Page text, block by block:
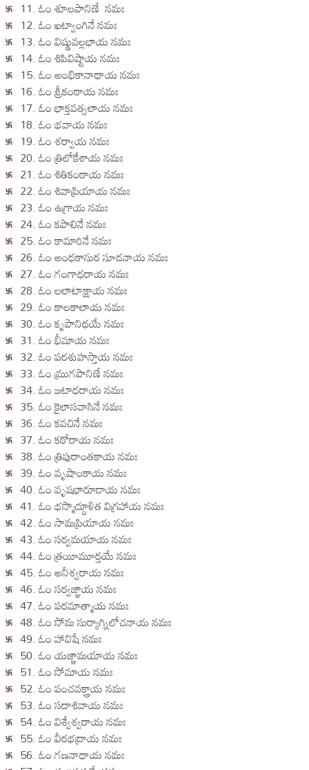
11. ఓం శూలపానిణే నమః
12. ఓం ఖట్వాంగినే నమః
13. ఓం విష్ణువల్లభాయ నమః
14. ఓం శిపివిష్టాయ నమః
15. ఓం అంభికానాథాయ నమః
16. ఓం శ్రీకంఠాయ నమః
17. ఓం భాక్తవత్సలాయ నమః
18. ఓం భవాయ నమః
19. ఓం శర్వాయ నమః
20. ఓం త్రిలోకేశాయ నమః
21. ఓం శితికంఠాయ నమః
22. ఓం శివాప్రియాయ నమః
23. ఓం ఉగ్రాయ నమః
24. ఓం కపాలినే నమః
25. ఓం కామారినే నమః
26. ఓం అంధకాసుర సూదనాయ నమః
27. ఓం గంగాధరాయ నమః
28. ఓం లలాటాక్షాయ నమః
29. ఓం కాలకాలాయ నమః
30. ఓం కృపానిధయే నమః
31. ఓం భీమాయ నమః
32. ఓం పరశుహస్తాయ నమః
33. ఓం మ్రుగపానిణే నమః
34. ఓం జటాధరాయ నమః
35. ఓం కైలాసవాసినే నమః
36. ఓం కవచినే నమః
37. ఓం కఠోరాయ నమః
38. ఓం త్రిపురాంతకాయ నమః
39. ఓం వృషాంకాయ నమః
40. ఓం వృషభారూడాయ నమః
41. ఓం భస్మొద్ధూళిత విగ్రహాయ నమః
42. ఓం సామప్రియాయ నమః
43. ఓం సర్వమయాయ నమః
44. ఓం త్రయీమూర్తయే నమః
45. ఓం అనీశ్వరాయ నమః
46. ఓం సర్వజ్ఞాయ నమః
47. ఓం పరమాత్మాయ నమః
48. ఓం సోమ సుర్యాగ్నిలోచనాయ నమః
49. ఓం హావిషే నమః
50. ఓం యజ్ఞామయాయ నమః
51. ఓం సోమాయ నమః
52. ఓం పంచవక్త్రాయ నమః
53. ఓం సదాశివాయ నమః
54. ఓం విశ్వేశ్వరాయ నమః
55. ఓం వీరభద్రాయ నమః
56. ఓం గణనాథాయ నమః